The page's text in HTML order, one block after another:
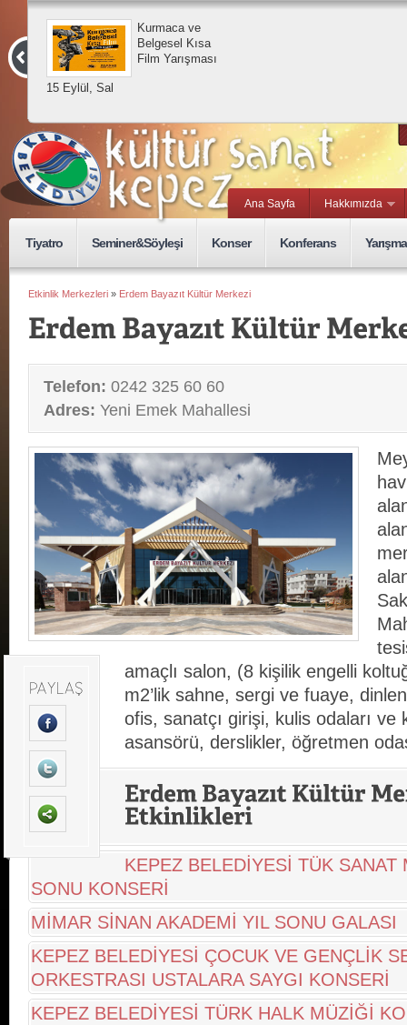
15 Eylül, Sal
Kurmaca ve
Belgesel Kısa
Film Yarışması
Ana Sayfa Hakkımızda
Tiyatro Seminer&Söyleşi Konser Konferans Yarışma
Etkinlik Merkezleri » Erdem Bayazıt Kültür Merkezi
Telefon: 0242 325 60 60
Adres: Yeni Emek Mahallesi
amaçlı salon, (8 kişilik engelli
m2’lik sahne, sergi ve fuaye,
ofis, sanatçı girişi, kulis odaları ve
asansörü, derslikler, öğretmen
KEPEZ BELEDİYESİ TÜK
SONU KONSERİ
MİMAR SİNAN AKADEMİ YIL SONU GALASI
KEPEZ BELEDİYESİ ÇOCUK VE GENÇLİK
ORKESTRASI USTALARA SAYGI KONSERİ
KEPEZ BELEDİYESİ TÜRK HALK MÜZİĞİ